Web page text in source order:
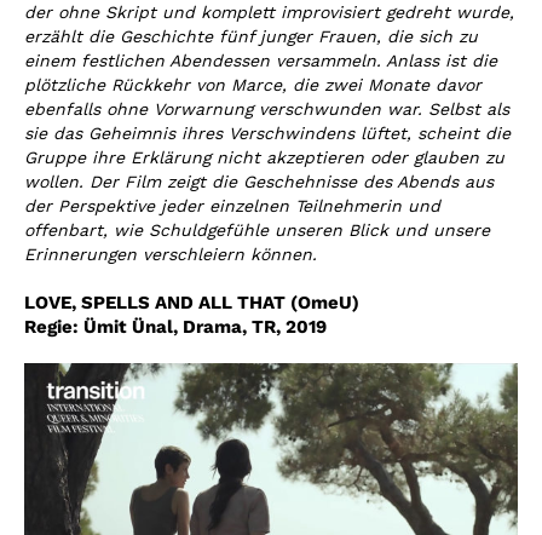
der ohne Skript und komplett improvisiert gedreht wurde,
erzählt die Geschichte fünf junger Frauen, die sich zu
einem festlichen Abendessen versammeln. Anlass ist die
plötzliche Rückkehr von Marce, die zwei Monate davor
ebenfalls ohne Vorwarnung verschwunden war. Selbst als
sie das Geheimnis ihres Verschwindens lüftet, scheint die
Gruppe ihre Erklärung nicht akzeptieren oder glauben zu
wollen. Der Film zeigt die Geschehnisse des Abends aus
der Perspektive jeder einzelnen Teilnehmerin und
offenbart, wie Schuldgefühle unseren Blick und unsere
Erinnerungen verschleiern können.
LOVE, SPELLS AND ALL THAT (OmeU)
Regie: Ümit Ünal, Drama, TR, 2019